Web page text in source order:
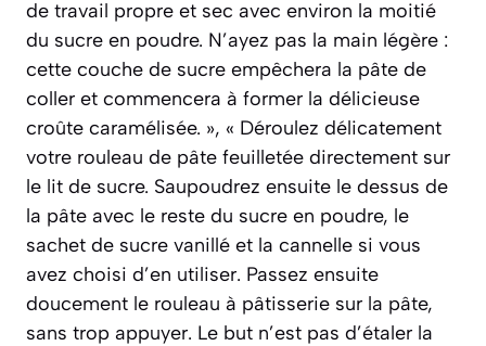
de travail propre et sec avec environ la moitié
du sucre en poudre. N’ayez pas la main légère :
cette couche de sucre empêchera la pâte de
coller et commencera à former la délicieuse
croûte caramélisée. », « Déroulez délicatement
votre rouleau de pâte feuilletée directement sur
le lit de sucre. Saupoudrez ensuite le dessus de
la pâte avec le reste du sucre en poudre, le
sachet de sucre vanillé et la cannelle si vous
avez choisi d’en utiliser. Passez ensuite
doucement le rouleau à pâtisserie sur la pâte,
sans trop appuyer. Le but n’est pas d’étaler la